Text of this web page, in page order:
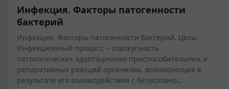
Инфекция. Факторы патогенности
бактерий
Инфекция. Факторы патогенности бактерий. Цель:
Инфекционный процесс – совокупность
патологических адаптационно-приспособительных и
репаративных реакций организма, возникающих в
результате его взаимодействия с безусловно…